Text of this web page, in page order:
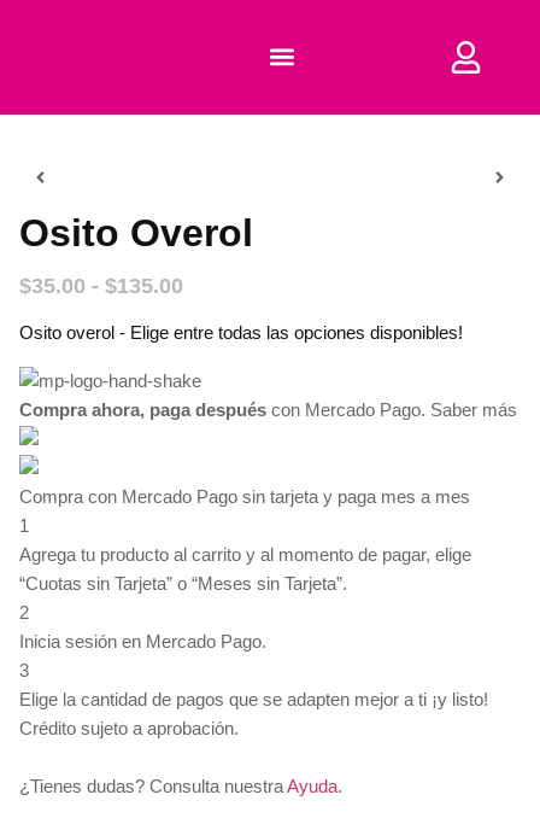
Osito Overol
$35.00 - $135.00
Osito overol - Elige entre todas las opciones disponibles!
Compra ahora, paga después con Mercado Pago. Saber más
Compra con Mercado Pago sin tarjeta y paga mes a mes
1
Agrega tu producto al carrito y al momento de pagar, elige
“Cuotas sin Tarjeta” o “Meses sin Tarjeta”.
2
Inicia sesión en Mercado Pago.
3
Elige la cantidad de pagos que se adapten mejor a ti ¡y listo!
Crédito sujeto a aprobación.
¿Tienes dudas? Consulta nuestraAyuda.